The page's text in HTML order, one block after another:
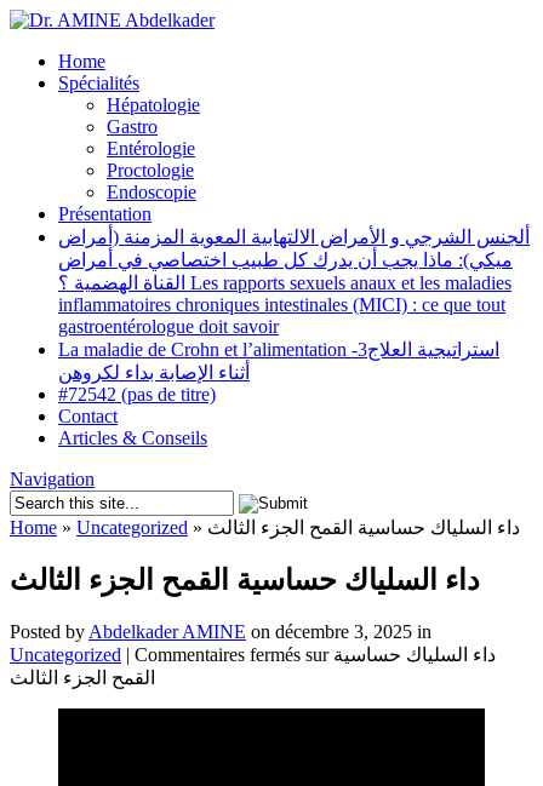
Home
Spécialités
Hépatologie
Gastro
Entérologie
Proctologie
Endoscopie
Présentation
ألجنس الشرجي و الأمراض الالتهابية المعوية المزمنة (أمراض
ميكي): ماذا يجب أن يدرك كل طبيب اختصاصي في أمراض
القناة الهضمية ؟ Les rapports sexuels anaux et les maladies
inflammatoires chroniques intestinales (MICI) : ce que tout
gastroentérologue doit savoir
La maladie de Crohn et l’alimentation -3استراتيجية العلاج
أثناء الإصابة بداء لكروهن
#72542 (pas de titre)
Contact
Articles & Conseils
Navigation
Home » Uncategorized » داء السلياك حساسية القمح الجزء الثالث
داء السلياك حساسية القمح الجزء الثالث
Posted by Abdelkader AMINE on décembre 3, 2025 in
Uncategorized | Commentaires fermés sur داء السلياك حساسية
القمح الجزء الثالث